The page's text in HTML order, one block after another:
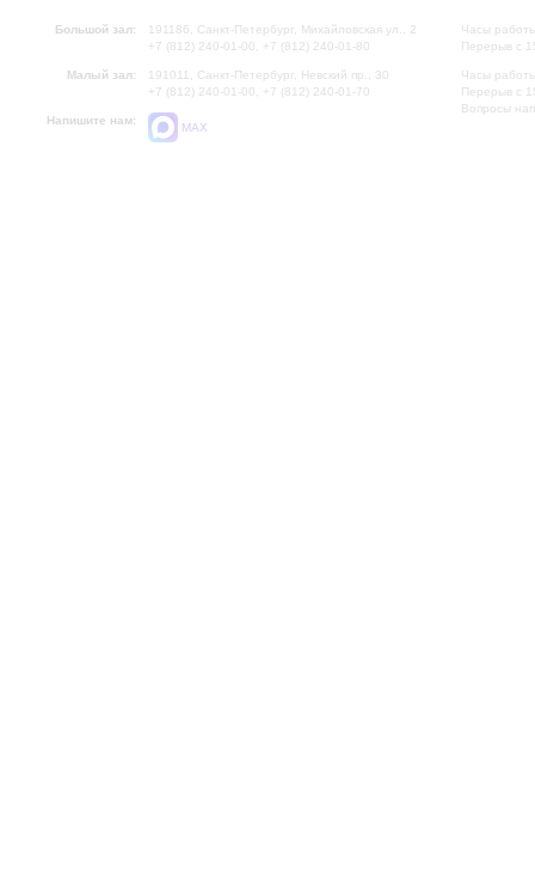
Большой зал:
191186, Санкт-Петербург, Михайловская ул., 2
+7 (812) 240-01-00, +7 (812) 240-01-80
Малый зал:
191011, Санкт-Петербург, Невский пр., 30
+7 (812) 240-01-00, +7 (812) 240-01-70
Напишите нам:
MAX
Часы
Перерыв с
Часы
Перерыв с
Вопросы